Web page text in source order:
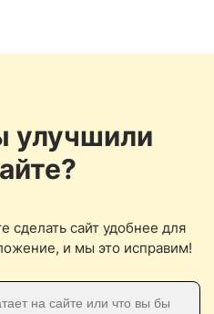
улучшили
сделать сайт удобнее для
и мы это исправим!